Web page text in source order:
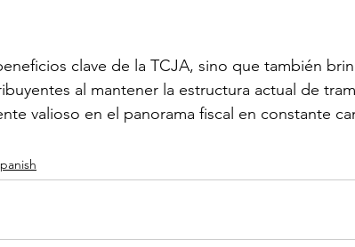
clave de la TCJA, sino que también
al mantener la estructura actual de
valioso en el panorama fiscal en constante